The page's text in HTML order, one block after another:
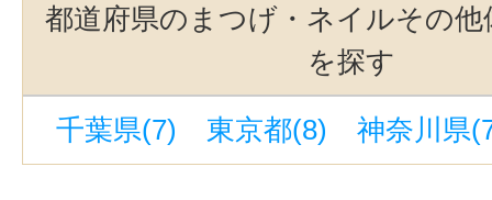
都道府県のまつげ・ネイルその
を探す
千葉県(7) 東京都(8) 神奈川県